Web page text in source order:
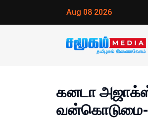
Aug 08 2026
கனடா அஜாக்ஸ்
வன்கொடுமை-